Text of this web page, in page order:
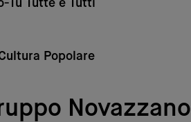
Tu Tutte e Tutti
Popolare
Novazzano